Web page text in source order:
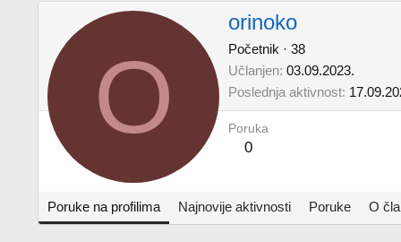
O
orinoko
Početnik · 38
Učlanjen 03.09.2023.
Poslednja aktivnost
Poruka
0
Poruke na profilima Najnovije aktivnosti Poruke O